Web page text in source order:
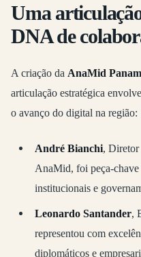
Uma
DNA de
A criação da AnaMid
articulação estratégica
o avanço do digital na região:
André Bianchi, Diretor
AnaMid, foi peça-chave
institucionais e
Leonardo Santander,
representou com
diplomáticos e